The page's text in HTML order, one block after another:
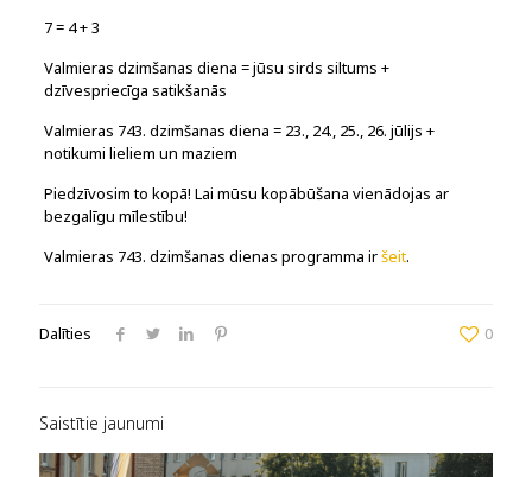
7 = 4 + 3
Valmieras dzimšanas diena = jūsu sirds siltums +
dzīvespriecīga satikšanās
Valmieras 743. dzimšanas diena = 23., 24., 25., 26. jūlijs +
notikumi lieliem un maziem
Piedzīvosim to kopā! Lai mūsu kopābūšana vienādojas ar
bezgalīgu mīlestību!
Valmieras 743. dzimšanas dienas programma iršeit.
Dalīties 0
Saistītie jaunumi